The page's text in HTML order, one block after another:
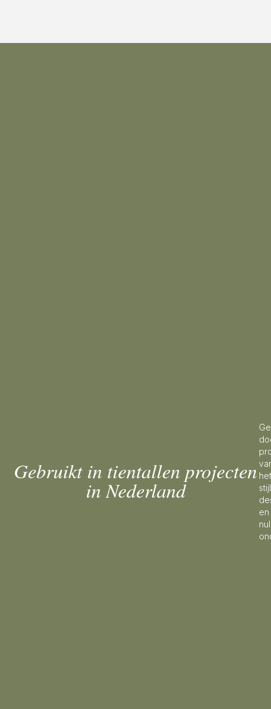
Gebruikt in tientallen projecten
in Nederland
het
en
nul